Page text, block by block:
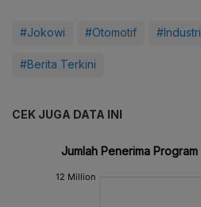
#Jokowi #Otomotif #Industri
#Berita Terkini
CEK JUGA DATA INI